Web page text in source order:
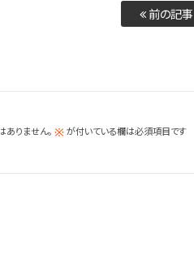
前の記事
りません。 ※が付いている欄は必須項目です